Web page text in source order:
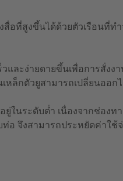
อที่สูงขึ้นได้ด้วยตัวเรือนที่ท
วและง่ายดายขึ้นเพื่อการสั่งง
หล็กตัวยูสามารถเปลี่ยนออก
ในระดับต่ำ เนื่องจากช่องท
อ จึงสามารถประหยัดค่าใช้